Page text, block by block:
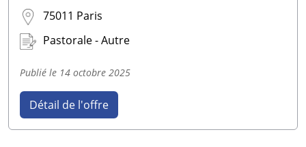
75011 Paris
Pastorale - Autre
Publié le 14 octobre 2025
Détail de l'offre